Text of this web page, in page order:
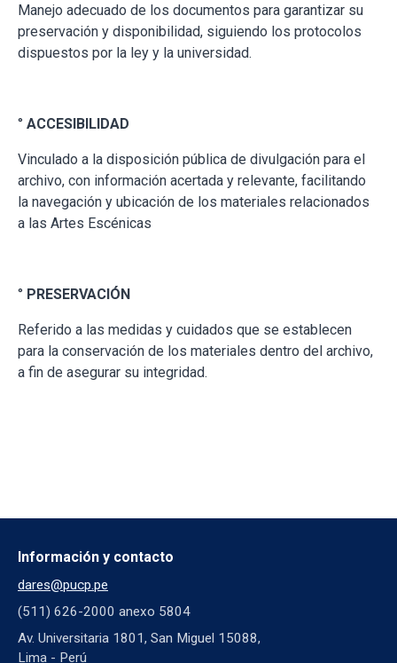
Manejo adecuado de los documentos para garantizar su
preservación y disponibilidad, siguiendo los protocolos
dispuestos por la ley y la universidad.
° ACCESIBILIDAD
Vinculado a la disposición pública de divulgación para el
archivo, con información acertada y relevante, facilitando
la navegación y ubicación de los materiales relacionados
a las Artes Escénicas
° PRESERVACIÓN
Referido a las medidas y cuidados que se establecen
para la conservación de los materiales dentro del archivo,
a fin de asegurar su integridad.
Información y contacto
dares@pucp.pe
(511) 626-2000 anexo 5804
Av. Universitaria 1801, San Miguel 15088,
Lima - Perú